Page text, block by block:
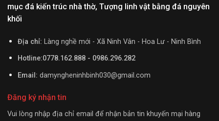
mục đá kiến trúc nhà thờ, Tượng linh vật bằng đá nguyên
khối
Địa chỉ: Làng nghề mới - Xã Ninh Vân - Hoa Lư - Ninh Bình
Hotline:0778.162.888 - 0986.296.282
Email: damyngheninhbinh030@gmail.com
Đăng ký nhận tin
Vui lòng nhập địa chỉ email để nhận bản tin khuyến mại hàng